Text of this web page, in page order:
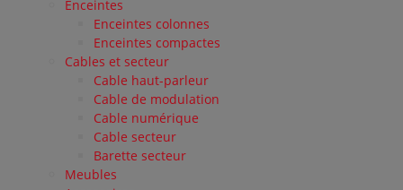
Enceintes
Enceintes colonnes
Enceintes compactes
Cables et secteur
Cable haut-parleur
Cable de modulation
Cable numérique
Cable secteur
Barette secteur
Meubles